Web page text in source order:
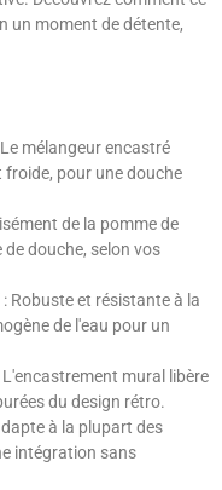
un moment de détente,
Le mélangeur encastré
froide, pour une douche
de la pomme de
douche, selon vos
: Robuste et résistante à la
de l'eau pour un
L'encastrement mural libère
du design rétro.
à la plupart des
intégration sans